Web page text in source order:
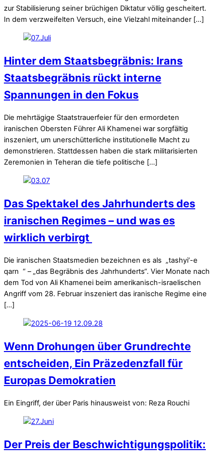
zur Stabilisierung seiner brüchigen Diktatur völlig gescheitert.
In dem verzweifelten Versuch, eine Vielzahl miteinander […]
Hinter dem Staatsbegräbnis: Irans
Staatsbegräbnis rückt interne
Spannungen in den Fokus
Die mehrtägige Staatstrauerfeier für den ermordeten
iranischen Obersten Führer Ali Khamenei war sorgfältig
inszeniert, um unerschütterliche institutionelle Macht zu
demonstrieren. Stattdessen haben die stark militarisierten
Zeremonien in Teheran die tiefe politische […]
Das Spektakel des Jahrhunderts des
iranischen Regimes – und was es
wirklich verbirgt
Die iranischen Staatsmedien bezeichnen es als „tashyi‘-e
qarn “ – „das Begräbnis des Jahrhunderts“. Vier Monate nach
dem Tod von Ali Khamenei beim amerikanisch-israelischen
Angriff vom 28. Februar inszeniert das iranische Regime eine
[…]
Wenn Drohungen über Grundrechte
entscheiden, Ein Präzedenzfall für
Europas Demokratien
Ein Eingriff, der über Paris hinausweist von: Reza Rouchi
Der Preis der Beschwichtigungspolitik: